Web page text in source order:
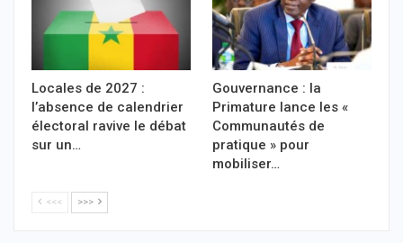
Locales de 2027 :
l’absence de calendrier
électoral ravive le débat
sur un…
Gouvernance : la
Primature lance les «
Communautés de
pratique » pour
mobiliser…
<<< >>>